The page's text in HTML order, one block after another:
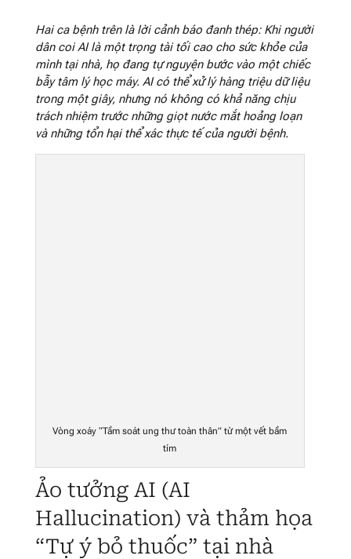
Hai ca bệnh trên là lời cảnh báo đanh thép: Khi người
dân coi AI là một trọng tài tối cao cho sức khỏe của
mình tại nhà, họ đang tự nguyện bước vào một chiếc
bẫy tâm lý học máy. AI có thể xử lý hàng triệu dữ liệu
trong một giây, nhưng nó không có khả năng chịu
trách nhiệm trước những giọt nước mắt hoảng loạn
và những tổn hại thể xác thực tế của người bệnh.
Vòng xoáy “Tầm soát ung thư toàn thân” từ một vết bầm
tím
Ảo tưởng AI (AI
Hallucination) và thảm họa
“Tự ý bỏ thuốc” tại nhà